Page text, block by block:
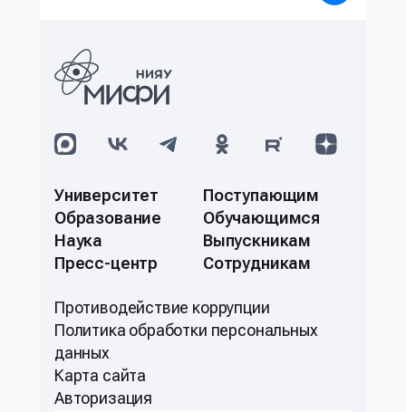
Университет
Образование
Наука
Пресс-центр
Поступающим
Обучающимся
Выпускникам
Сотрудникам
Противодействие коррупции
Политикa обработки персональных
данных
Карта сайта
Авторизация